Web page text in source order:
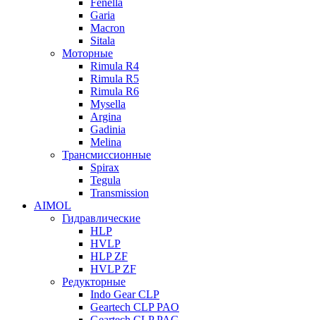
Fenella
Garia
Macron
Sitala
Моторные
Rimula R4
Rimula R5
Rimula R6
Mysella
Argina
Gadinia
Melina
Трансмиссионные
Spirax
Tegula
Transmission
AIMOL
Гидравлические
HLP
HVLP
HLP ZF
HVLP ZF
Редукторные
Indo Gear CLP
Geartech CLP PAO